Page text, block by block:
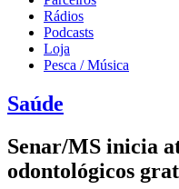
Rádios
Podcasts
Loja
Pesca / Música
Saúde
Senar/MS inicia
odontológicos